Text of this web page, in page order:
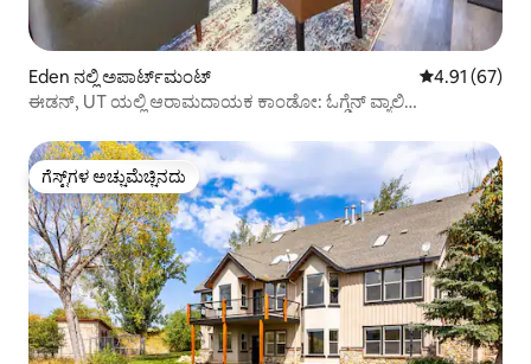
Eden ನಲ್ಲಿ ಅಪಾರ್ಟ್‌ಮಂಟ್ 5 ರಲ್ಲಿ 4.91
4.91 (67)
ಈಡನ್, UT ಯಲ್ಲಿ ಆರಾಮದಾಯಕ ಕಾಂಡೋ: ಓಗ್ಡೆನ್ ವ್ಯಾಲಿ
ಗೆಸ್ಟ್‌ಗಳ ಅಚ್ಚುಮೆಚ್ಚಿನದು
ಗೆಸ್ಟ್‌ಗಳ ಅಚ್ಚುಮೆಚ್ಚಿನದು